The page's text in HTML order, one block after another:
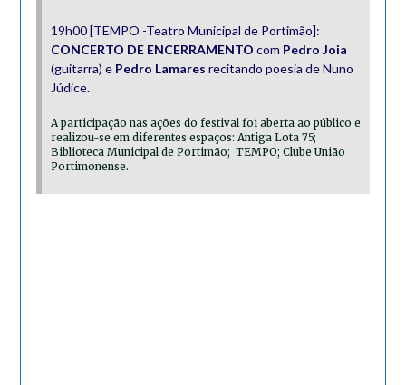
19h00 [TEMPO -Teatro Municipal de Portimão]:
CONCERTO DEENCERRAMENTO com Pedro Joia
(guitarra) e Pedro Lamares recitando poesia de Nuno
Júdice.
A participação nas ações do festival foi aberta ao público e
realizou-se em diferentes espaços: Antiga Lota 75;
Biblioteca Municipal de Portimão; TEMPO; Clube União
Portimonense.